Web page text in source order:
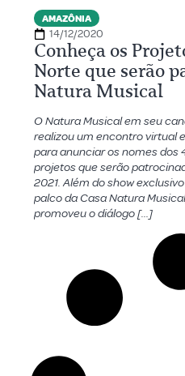
AMAZÔNIA
14/12/2020
Conheça os
Norte que serão
Natura Musical
O Natura Musical em seu
realizou um encontro virtual
para anunciar os nomes dos
projetos que serão
2021. Além do show
palco da Casa Natura
promoveu o diálogo […]